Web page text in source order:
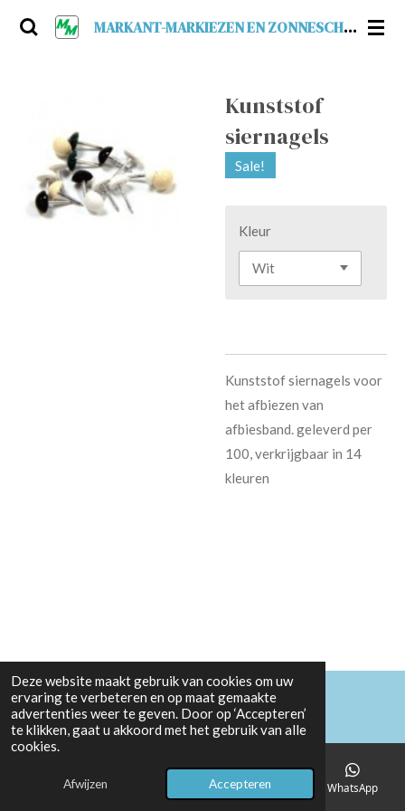
Deze website maakt gebruik van cookies om uw
ervaring te verbeteren en op maat gemaakte
advertenties weer te geven. Door op ‘Accepteren’
te klikken, gaat u akkoord met het gebruik van alle
cookies.
Afwijzen Accepteren
Ga
MARKANT-MARKIEZEN EN ZONNESCHERMEN
Kunststof
siernagels
Sale!
Kleur
Kunststof siernagels voor
het afbiezen van
afbiesband. geleverd per
100, verkrijgbaar in 14
kleuren
E-mailadres Telefoonnummer Kaart WhatsApp